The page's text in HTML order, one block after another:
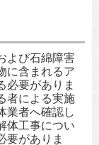
よび石綿障害
に含まれるア
必要がありま
者による実施
業者へ確認し
体工事につい
要がありま